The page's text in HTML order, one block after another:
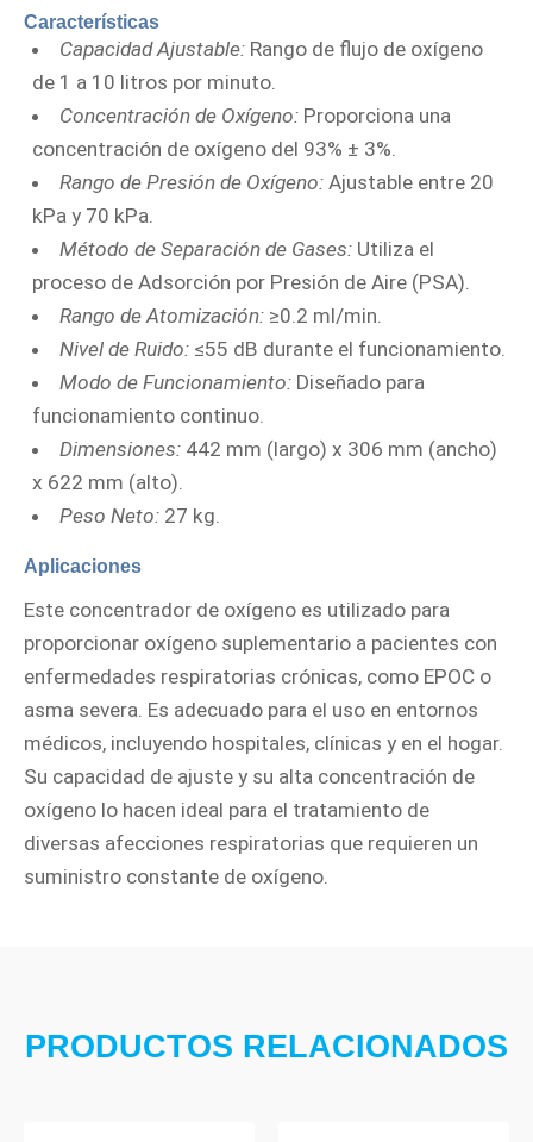
Características
Capacidad Ajustable: Rango de flujo de oxígeno
de 1 a 10 litros por minuto.
Concentración de Oxígeno: Proporciona una
concentración de oxígeno del 93% ± 3%.
Rango de Presión de Oxígeno:Ajustable entre 20
kPa y 70 kPa.
Método de Separación de Gases: Utiliza el
proceso de Adsorción por Presión de Aire (PSA).
Rango de Atomización: ≥0.2 ml/min.
Nivel de Ruido: ≤55 dB durante el funcionamiento.
Modo de Funcionamiento: Diseñado para
funcionamiento continuo.
Dimensiones: 442 mm (largo) x 306 mm (ancho)
x 622 mm (alto).
Peso Neto: 27 kg.
Aplicaciones
Este concentrador de oxígeno es utilizado para
proporcionar oxígeno suplementario a pacientes con
enfermedades respiratorias crónicas, como EPOC o
asma severa. Es adecuado para el uso en entornos
médicos, incluyendo hospitales, clínicas y en el hogar.
Su capacidad de ajuste y su alta concentración de
oxígeno lo hacen ideal para el tratamiento de
diversas afecciones respiratorias que requieren un
suministro constante de oxígeno.
PRODUCTOS RELACIONADOS